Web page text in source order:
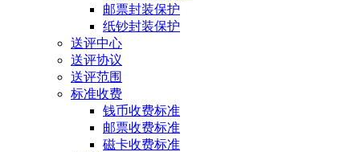
邮票封装保护
纸钞封装保护
送评中心
送评协议
送评范围
标准收费
钱币收费标准
邮票收费标准
磁卡收费标准